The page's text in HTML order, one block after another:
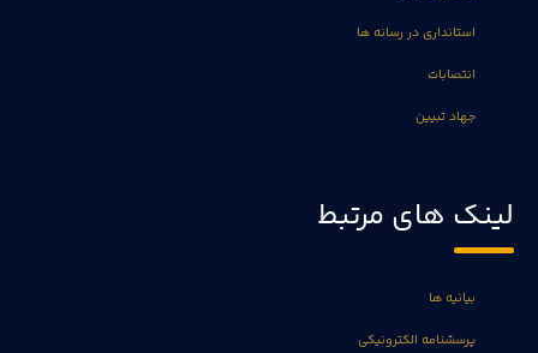
استانداری در رسانه ها
انتصابات
جهاد تبیین
لینک های مرتبط
بیانیه ها
پرسشنامه الکترونیکی